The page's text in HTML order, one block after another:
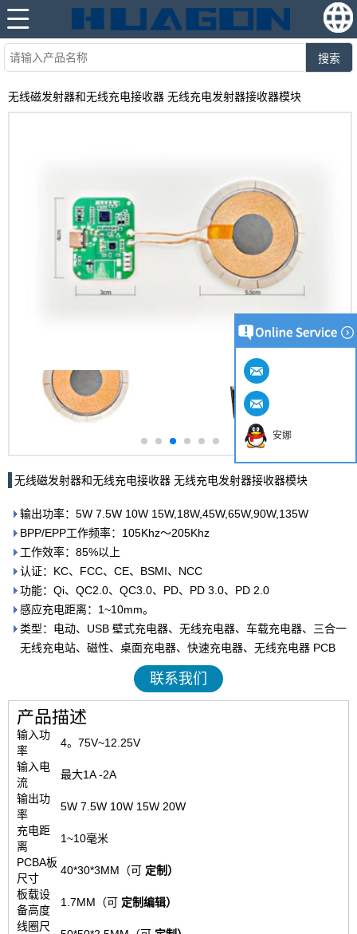
搜索
无线磁发射器和无线充电接收器 无线充电发射器接收器模块
无线磁发射器和无线充电接收器 无线充电发射器接收器模块
输出功率：5W 7.5W 10W 15W,18W,45W,65W,90W,135W
BPP/EPP工作频率：105Khz～205Khz
工作效率：85%以上
认证：KC、FCC、CE、BSMI、NCC
功能：Qi、QC2.0、QC3.0、PD、PD 3.0、PD 2.0
感应充电距离：1~10mm。
类型：电动、USB 壁式充电器、无线充电器、车载充电器、三合一
无线充电站、磁性、桌面充电器、快速充电器、无线充电器 PCB
联系我们
产品描述
输入功
率
4。75V~12.25V
输入电
流
最大1A -2A
输出功
率
5W 7.5W 10W 15W 20W
充电距
离
1~10毫米
PCBA板
尺寸
40*30*3MM（可 定制）
板载设
备高度
1.7MM（可 定制编辑）
线圈尺
安娜